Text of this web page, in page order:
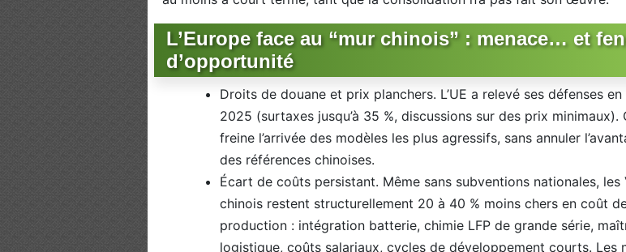
L’Europe face au “mur chinois” : menace… et
d’opportunité
Droits de douane et prix planchers. L’UE a relevé ses défenses
2025 (surtaxes jusqu’à 35 %, discussions sur des prix minimaux).
freine l’arrivée des modèles les plus agressifs, sans annuler
des références chinoises.
Écart de coûts persistant. Même sans subventions nationales, les
chinois restent structurellement 20 à 40 % moins chers en coût
production : intégration batterie, chimie LFP de grande série,
logistique, coûts salariaux, cycles de développement courts. Les